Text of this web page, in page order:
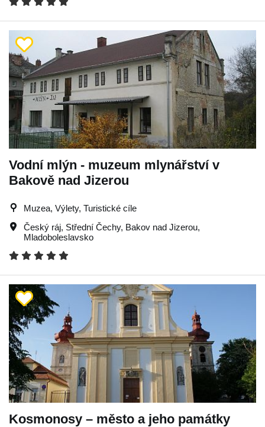
Vodní mlýn - muzeum mlynářství v
Bakově nad Jizerou
Muzea, Výlety, Turistické cíle
Český ráj, Střední Čechy, Bakov nad Jizerou,
Mladoboleslavsko
Kosmonosy – město a jeho památky